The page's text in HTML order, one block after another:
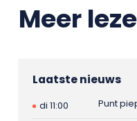
Meer
Laatste nieuws
di 11:00
Punt